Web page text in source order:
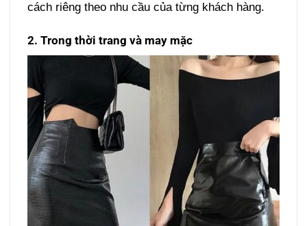
cách riêng theo nhu cầu của từng khách hàng.
2. Trong thời trang và may mặc